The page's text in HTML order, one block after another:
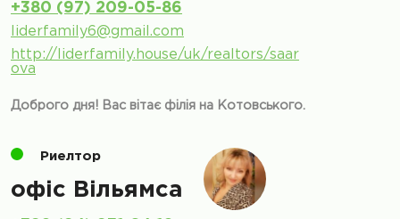
+380 (97) 209-05-86
liderfamily6@gmail.com
http://liderfamily.house/uk/realtors/saar
ova
Доброго дня! Вас вітає філія на Котовського.
Риелтор
офіс Вільямса